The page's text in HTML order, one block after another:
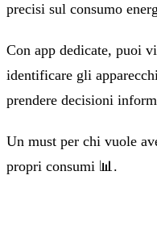
precisi sul consumo
Con app dedicate, puoi
identificare gli
prendere decisioni
Un must per chi vuole
propri consumi 📊.